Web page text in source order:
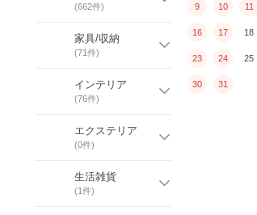
(662件)
家具/収納
(71件)
インテリア
(76件)
エクステリア
(0件)
生活雑貨
(1件)
9 10 11
16 17 18
23 24 25
30 31